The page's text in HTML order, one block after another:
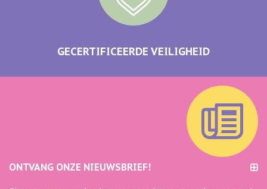
GECERTIFICEERDE VEILIGHEID
ONTVANG ONZE NIEUWSBRIEF!